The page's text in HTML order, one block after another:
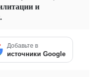
и
Добавьте в
источники Google